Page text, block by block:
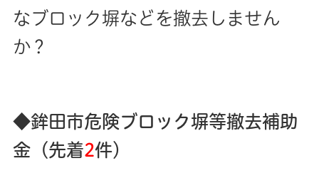
なブロック塀などを撤去しません
か？
◆鉾田市危険ブロック塀等撤去補助
金（先着2件）